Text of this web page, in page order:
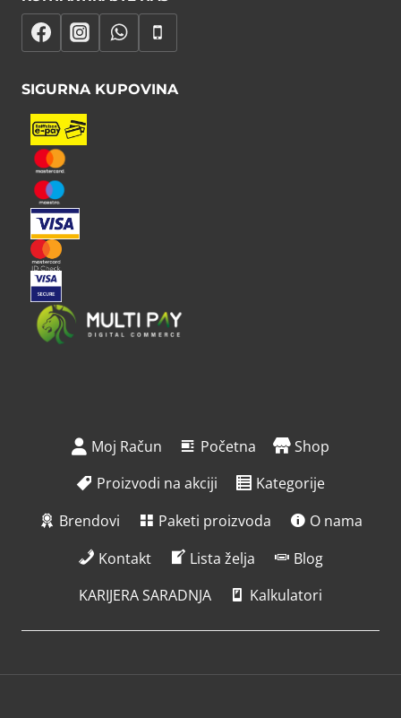
SIGURNA KUPOVINA
Moj Račun Početna
Shop
Proizvodi na akciji
Kategorije
Brendovi
Paketi proizvoda
O nama
Kontakt
Lista želja
Blog
KARIJERA SARADNJA
Kalkulatori